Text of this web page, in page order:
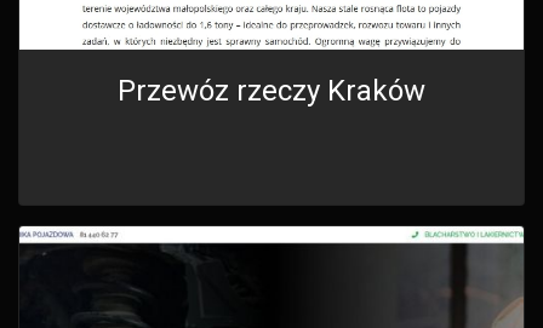
Przewóz rzeczy Kraków